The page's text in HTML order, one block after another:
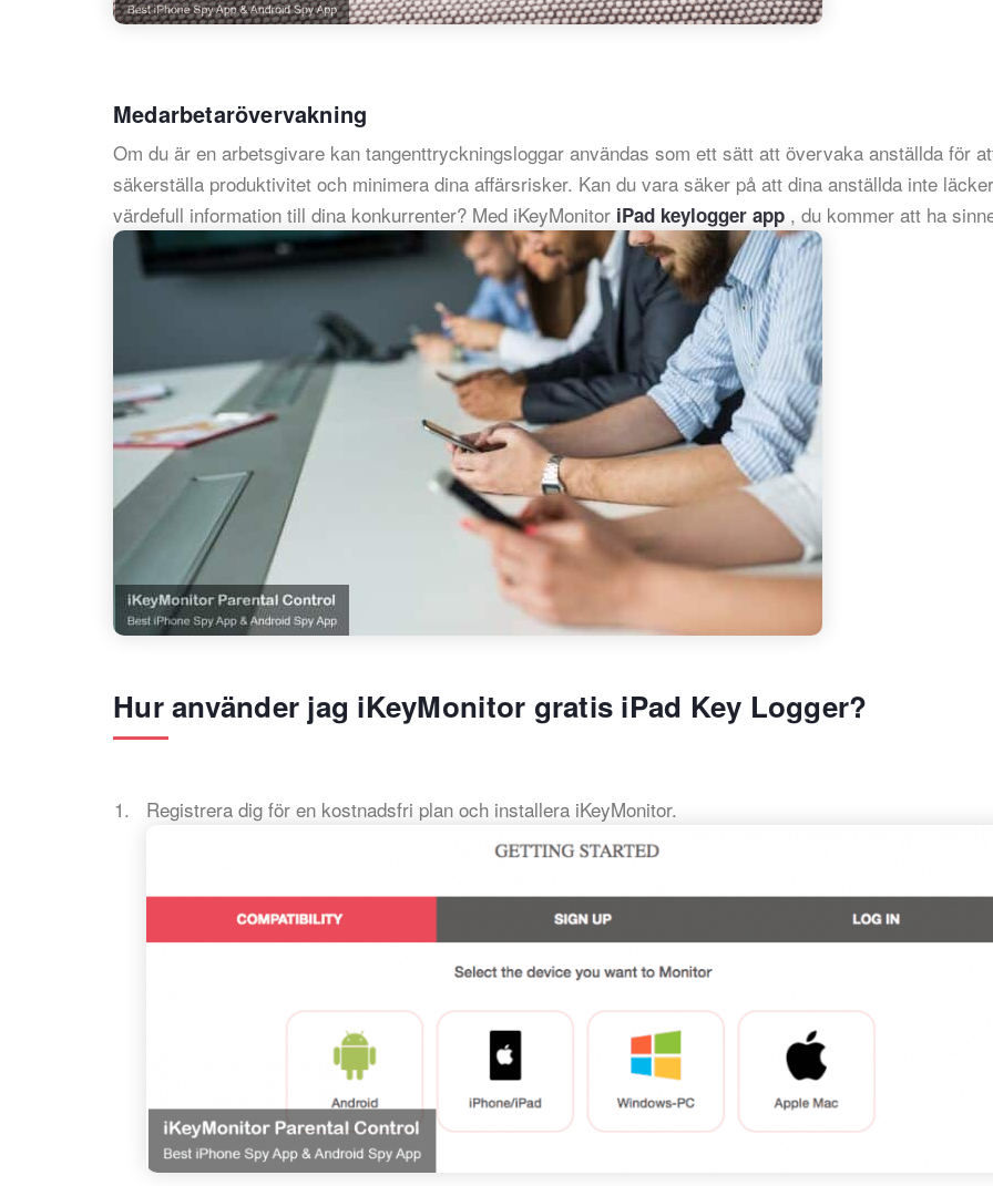
Medarbetarövervakning
Om du är en arbetsgivare kan tangenttryckningsloggar användas som ett sätt att övervaka anställda för
säkerställa produktivitet och minimera dina affärsrisker. Kan du vara säker på att dina anställda inte läcker
värdefull information till dina konkurrenter? Med iKeyMonitor iPad keylogger app , du kommer att ha
Hur använder jag iKeyMonitor gratis iPad Key Logger?
Registrera dig för en kostnadsfri plan och installera iKeyMonitor.